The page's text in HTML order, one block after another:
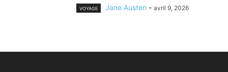
VOYAGE Jane Austen - avril 9, 2026